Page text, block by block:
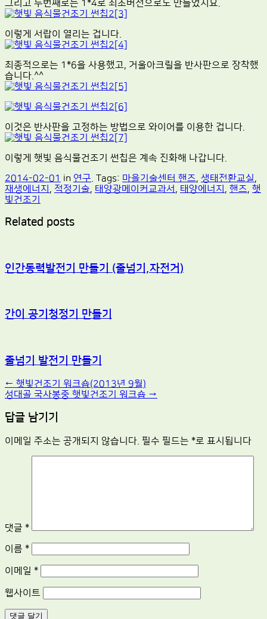
그리고 두번째로는 1*4로 최소버전으로도 만들었지요.
이렇게 서랍이 열리는 겁니다.
최종적으로는 1*6을 사용했고, 거울아크릴을 반사판으로 장착했
습니다.^^
이것은 반사판을 고정하는 방법으로 와이어를 이용한 겁니다.
이렇게 햇빛 음식물건조기 썬칩은 계속 진화해 나갑니다.
2014-02-01 in 연구 . Tags: 마을기술센터 핸즈, 생태전환교실,
재생에너지 , 적정기술, 태양광메이커교과서 , 태양에너지 , 핸즈, 햇
빛건조기
Related posts
인간동력발전기 만들기 (줄넘기,자전거)
간이 공기청정기 만들기
줄넘기 발전기 만들기
Post
navigation
← 햇빛건조기 워크숍(2013년 9월)
성대골 국사봉중 햇빛건조기 워크숍 →
답글 남기기
이메일 주소는 공개되지 않습니다. 필수 필드는 *로 표시됩니다
댓글 *
이름 *
이메일 *
웹사이트